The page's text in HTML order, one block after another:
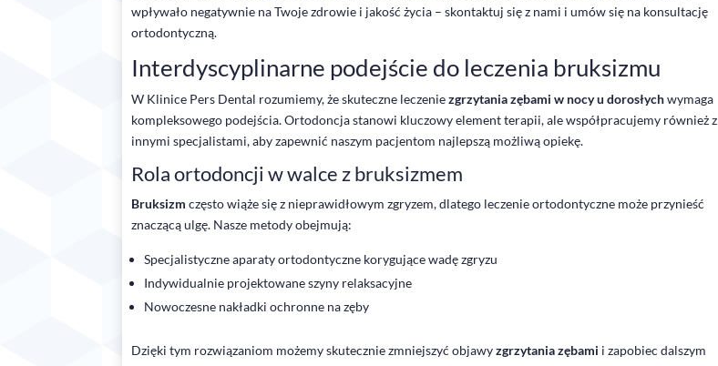
wpływało negatywnie na Twoje zdrowie i jakość życia – skontaktuj się z nami i umów się na konsultację
ortodontyczną.
Interdyscyplinarne podejście do leczenia bruksizmu
W Klinice Pers Dental rozumiemy, że skuteczne leczeniezgrzytania zębami w nocy u dorosłychwymaga
kompleksowego podejścia. Ortodoncja stanowi kluczowy element terapii, ale współpracujemy również z
innymi specjalistami, aby zapewnić naszym pacjentom najlepszą możliwą opiekę.
Rola ortodoncji w walce z bruksizmem
Bruksizm często wiąże się z nieprawidłowym zgryzem, dlatego leczenie ortodontyczne może przynieść
znaczącą ulgę. Nasze metody obejmują:
Specjalistyczne aparaty ortodontyczne korygujące wadę zgryzu
Indywidualnie projektowane szyny relaksacyjne
Nowoczesne nakładki ochronne na zęby
Dzięki tym rozwiązaniom możemy skutecznie zmniejszyć objawyzgrzytania zębami i zapobiec dalszym